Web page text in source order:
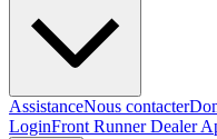
AssistanceNous contacter
LoginFront Runner Dealer